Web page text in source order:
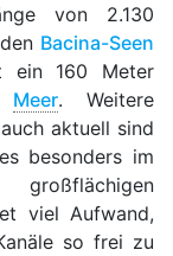
von 2.130
Bacina-Seen
ein 160 Meter
Meer. Weitere
aktuell sind
besonders im
viel Aufwand,
so frei zu